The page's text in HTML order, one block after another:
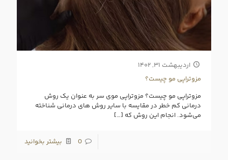
اردیبهشت ۳۱, ۱۴۰۲
مزوتراپی مو چیست؟
مزوتراپی مو چیست؟ مزوتراپی موی سر به عنوان یک روش
درمانی کم خطر در مقایسه با سایر روش‌ های درمانی شناخته
می‌شود. انجام این روش که […]
0 بیشتر بخوانید